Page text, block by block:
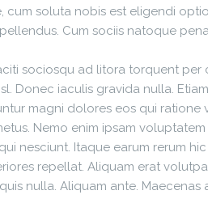
cum soluta nobis est eligendi
Cum sociis natoque
sociosqu ad litora torquent per
Donec iaculis gravida nulla.
magni dolores eos qui ratione
Nemo enim ipsam
nesciunt. Itaque earum rerum
repellat. Aliquam erat
nulla. Aliquam ante.